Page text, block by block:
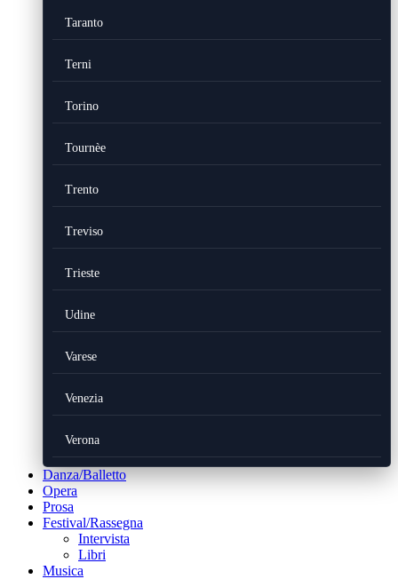
Taranto
Terni
Torino
Tournèe
Trento
Treviso
Trieste
Udine
Varese
Venezia
Verona
Danza/Balletto
Opera
Prosa
Festival/Rassegna
Intervista
Libri
Musica